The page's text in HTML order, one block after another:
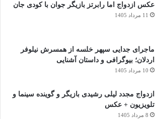
عکس ازدواج اما رابرتز بازیگر جوان با کودی جان
11 مرداد 1405
ماجرای جدایی سپهر خلسه از همسرش نیلوفر
اردلان؛ بیوگرافی و داستان آشنایی
10 مرداد 1405
ازدواج مجدد لیلی رشیدی بازیگر و گوینده سینما و
تلویزیون + عکس
8 مرداد 1405